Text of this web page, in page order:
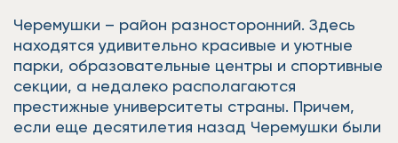
Черемушки – район разносторонний. Здесь
находятся удивительно красивые и уютные
парки, образовательные центры и спортивные
секции, а недалеко располагаются
престижные университеты страны. Причем,
если еще десятилетия назад Черемушки были